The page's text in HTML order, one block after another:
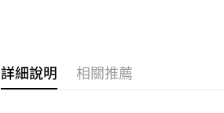
詳細說明 相關推薦